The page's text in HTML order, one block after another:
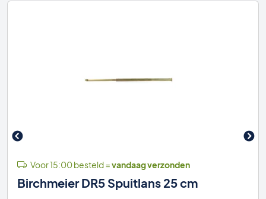
Voor 15:00 besteld =vandaag verzonden
Birchmeier DR5 Spuitlans 25 cm